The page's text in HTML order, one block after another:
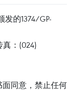
发的1374/GP-
真：(024)
面同意，禁止任何